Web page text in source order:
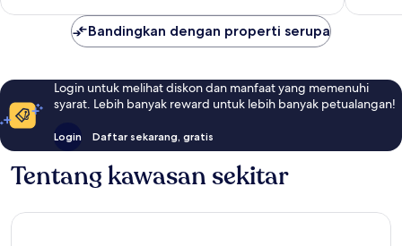
Bandingkan dengan properti serupa
Login untuk melihat diskon dan manfaat yang memenuhi
syarat. Lebih banyak reward untuk lebih banyak petualangan!
Login Daftar sekarang, gratis
Tentang kawasan sekitar